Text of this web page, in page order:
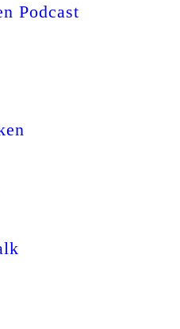
Podcast